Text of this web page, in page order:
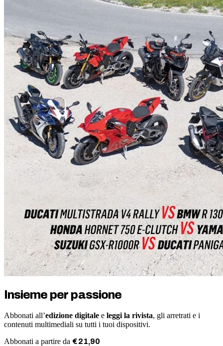
Insieme per passione
Abbonati all’edizione digitale e leggi la rivista, gli arretrati e i
contenuti multimediali su tutti i tuoi dispositivi.
Abbonati a partire da €21,90